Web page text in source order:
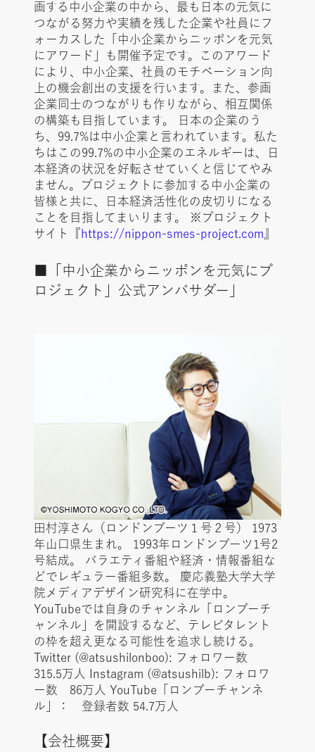
画する中小企業の中から、最も日本の元気に
つながる努力や実績を残した企業や社員にフ
ォーカスした「中小企業からニッポンを元気
にアワード」も開催予定です。このアワード
により、中小企業、社員のモチベーション向
上の機会創出の支援を行います。また、参画
企業同士のつながりも作りながら、相互関係
の構築も目指しています。 日本の企業のう
ち、99.7%は中小企業と言われています。私た
ちはこの99.7%の中小企業のエネルギーは、日
本経済の状況を好転させていくと信じてやみ
ません。プロジェクトに参加する中小企業の
皆様と共に、日本経済活性化の皮切りになる
ことを目指してまいります。 ※プロジェクト
サイト『https://nippon-smes-project.com
■「中小企業からニッポンを元気にプ
ロジェクト」公式アンバサダー」
田村淳さん（ロンドンブーツ１号２号） 1973
年山口県生まれ。 1993年ロンドンブーツ1号2
号結成。 バラエティ番組や経済・情報番組な
どでレギュラー番組多数。 慶応義塾大学大学
院メディアデザイン研究科に在学中。
YouTubeでは自身のチャンネル「ロンブーチ
ャンネル」を開設するなど、テレビタレント
の枠を超え更なる可能性を追求し続ける。
Twitter (@atsushilonboo): フォロワー数
315.5万人 Instagram (@atsushilb): フォロワ
ー数 86万人 YouTube「ロンブーチャンネ
ル」： 登録者数 54.7万人
【会社概要】